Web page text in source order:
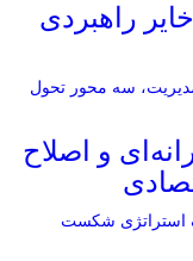
راهبردی
و اصلاح